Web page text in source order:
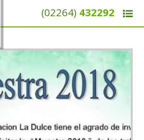
(02264) 432292